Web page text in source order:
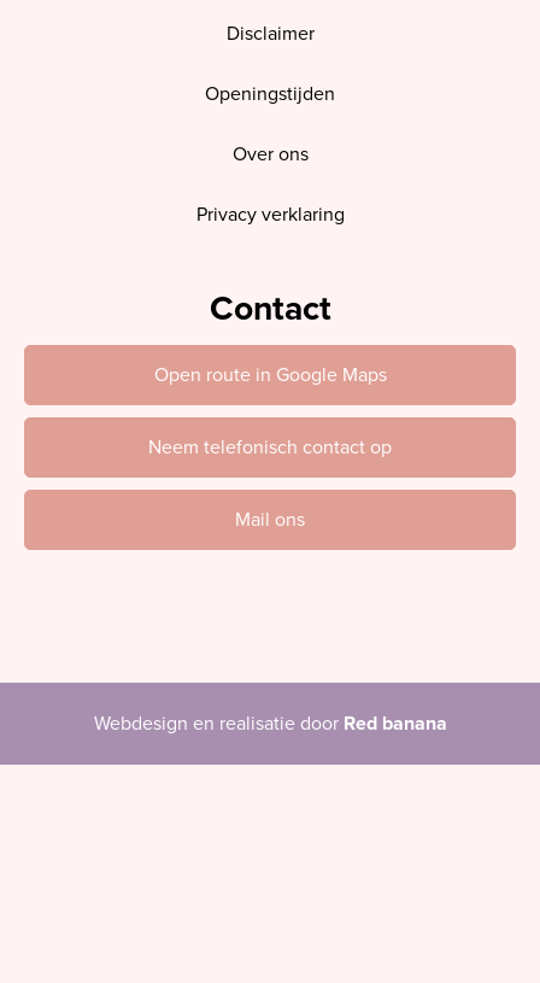
Disclaimer
Openingstijden
Over ons
Privacy verklaring
Contact
Open route in Google Maps
Neem telefonisch contact op
Mail ons
Webdesign en realisatie door Red banana